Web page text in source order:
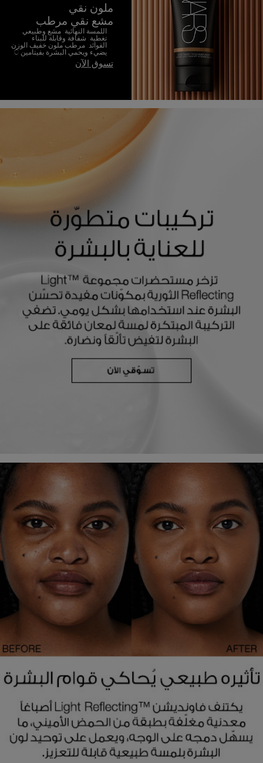
ملون نقي
مشع نقي مرطب
اللمسة النهائية: مشع وطبيعي
تغطية: شفافة وقابلة للبناء
الفوائد: مرطب ملون خفيف الوزن.
يضيء ويحمي البشرة بفيتامين C
تسوق الآن